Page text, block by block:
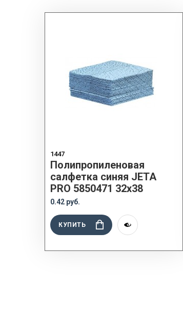
1447
Полипропиленовая
салфетка синяя JETA
PRO 5850471 32х38
0.42 руб.
КУПИТЬ